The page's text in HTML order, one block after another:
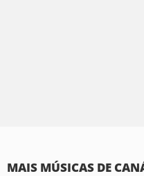
MAIS MÚSICAS DE